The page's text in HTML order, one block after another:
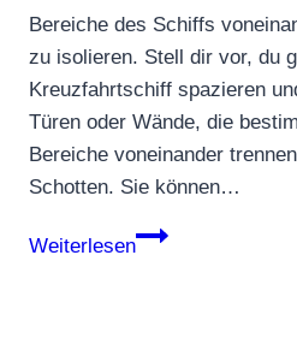
Bereiche des Schiffs
zu isolieren. Stell dir vor, du
Kreuzfahrtschiff spazieren
Türen oder Wände, die
Bereiche voneinander
Schotten. Sie können…
Weiterlesen
Schotten